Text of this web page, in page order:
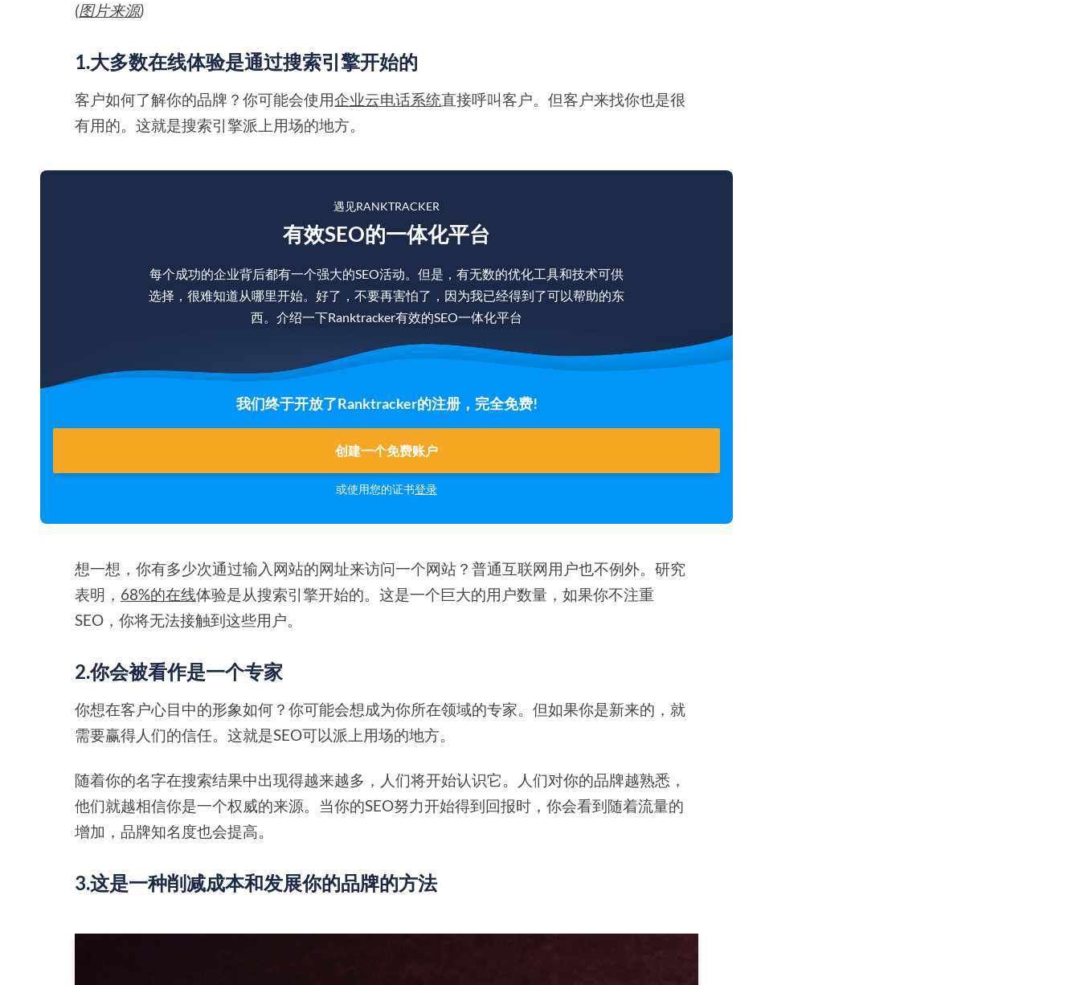
(图片来源)
1.大多数在线体验是通过搜索引擎开始的
客户如何了解你的品牌？你可能会使用企业云电话系统直接呼叫客户。但客户来找你也是很
有用的。这就是搜索引擎派上用场的地方。
遇见RANKTRACKER
有效SEO的一体化平台
每个成功的企业背后都有一个强大的SEO活动。但是，有无数的优化工具和技术可供
选择，很难知道从哪里开始。好了，不要再害怕了，因为我已经得到了可以帮助的东
西。介绍一下Ranktracker有效的SEO一体化平台
我们终于开放了Ranktracker的注册，完全免费!
创建一个免费账户
或使用您的证书登录
想一想，你有多少次通过输入网站的网址来访问一个网站？普通互联网用户也不例外。研究
表明， 68%的在线体验是从搜索引擎开始的。这是一个巨大的用户数量，如果你不注重
SEO，你将无法接触到这些用户。
2.你会被看作是一个专家
你想在客户心目中的形象如何？你可能会想成为你所在领域的专家。但如果你是新来的，就
需要赢得人们的信任。这就是SEO可以派上用场的地方。
随着你的名字在搜索结果中出现得越来越多，人们将开始认识它。人们对你的品牌越熟悉，
他们就越相信你是一个权威的来源。当你的SEO努力开始得到回报时，你会看到随着流量的
增加，品牌知名度也会提高。
3.这是一种削减成本和发展你的品牌的方法